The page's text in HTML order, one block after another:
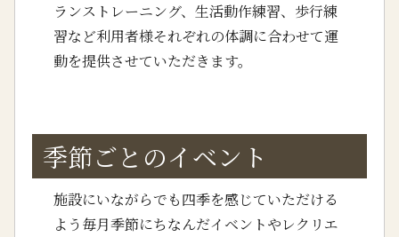
ランストレーニング、生活動作練習、歩行練
習など利用者様それぞれの体調に合わせて運
動を提供させていただきます。
季節ごとのイベント
施設にいながらでも四季を感じていただける
よう毎月季節にちなんだイベントやレクリエ